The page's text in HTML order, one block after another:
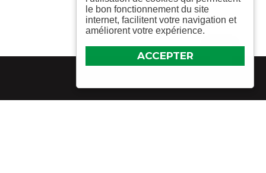
ACCEPTER
le bon fonctionnement du site
internet, facilitent votre navigation et
améliorent votre expérience.